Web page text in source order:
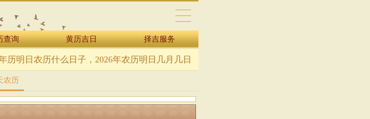
查询 黄历吉日 择吉服务
历明日农历什么日子，2026年农历明日几月几日
农历